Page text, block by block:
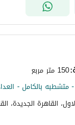
:150 متر مربع
القاهرة الجديدة،